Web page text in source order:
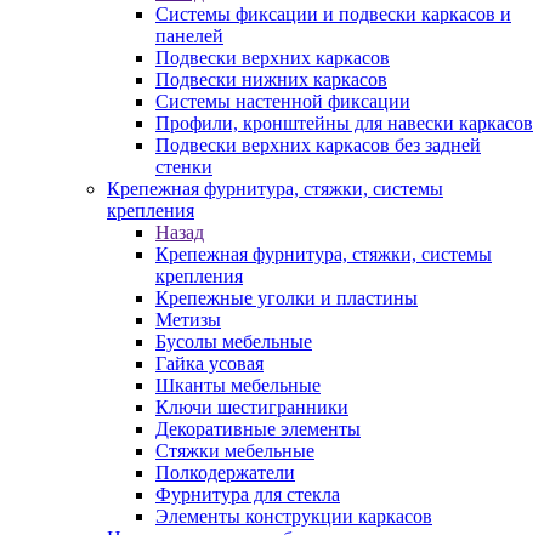
Системы фиксации и подвески каркасов и
панелей
Подвески верхних каркасов
Подвески нижних каркасов
Системы настенной фиксации
Профили, кронштейны для навески каркасов
Подвески верхних каркасов без задней
стенки
Крепежная фурнитура, стяжки, системы
крепления
Назад
Крепежная фурнитура, стяжки, системы
крепления
Крепежные уголки и пластины
Метизы
Бусолы мебельные
Гайка усовая
Шканты мебельные
Ключи шестигранники
Декоративные элементы
Стяжки мебельные
Полкодержатели
Фурнитура для стекла
Элементы конструкции каркасов